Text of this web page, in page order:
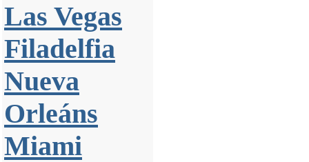
Las Vegas
Filadelfia
Nueva
Orleáns
Miami